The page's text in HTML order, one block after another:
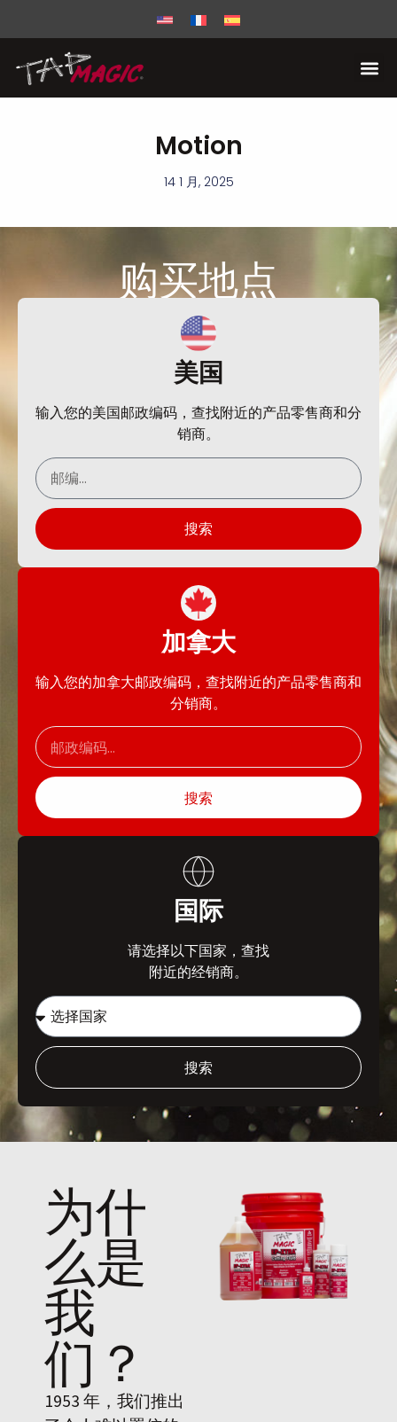
Motion
14 1 月, 2025
购买地点
美国
输入您的美国邮政编码，查找附近的产品零售商和分
销商。
搜索
加拿大
输入您的加拿大邮政编码，查找附近的产品零售商和
分销商。
搜索
国际
请选择以下国家，查找
附近的经销商。
搜索
为什
么是
我
们 ？
1953 年，我们推出